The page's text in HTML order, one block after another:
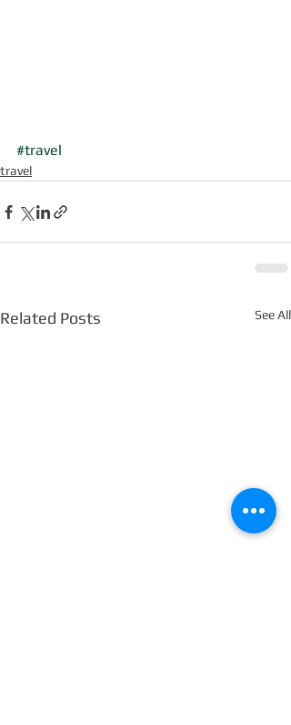
#travel
travel
Related Posts See All